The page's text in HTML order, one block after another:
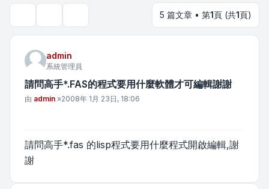
5 篇文章 • 第1頁 (共1頁)
admin
系統管理員
請問高手*.FAS的程式要用什麼軟體才可編輯謝謝
文章
由 admin »2008年 1月 23日, 18:06
請問高手*.fas 的lisp程式要用什麼程式開啟編輯,謝
謝